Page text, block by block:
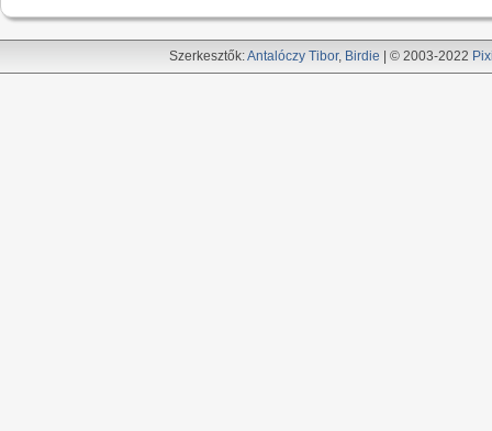
Szerkesztők:Antalóczy Tibor, Birdie | © 2003-2022